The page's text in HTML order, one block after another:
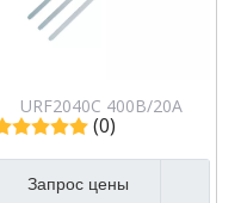
URF2040C 400В/20А
Диодный выпрямитель с
быстрым
восстановлением
(0)
Запрос цены